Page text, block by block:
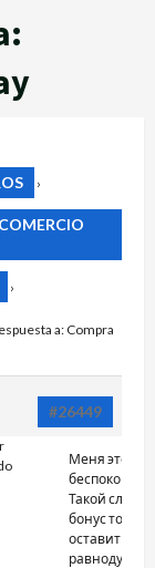
›
›
a: Compra
#26449
Меня это не
беспокоит.
Такой
бонус точно
оставит